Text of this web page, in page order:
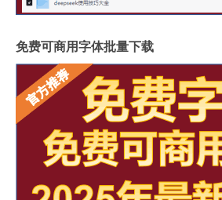
免费可商用字体批量下载